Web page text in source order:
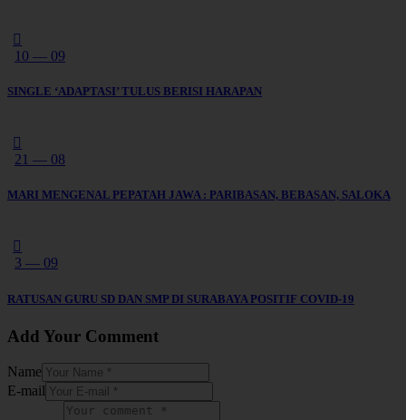
10 — 09
SINGLE ‘ADAPTASI’ TULUS BERISI HARAPAN
21 — 08
MARI MENGENAL PEPATAH JAWA : PARIBASAN, BEBASAN, SALOKA
3 — 09
RATUSAN GURU SD DAN SMP DI SURABAYA POSITIF COVID-19
Add Your Comment
Name
E-mail